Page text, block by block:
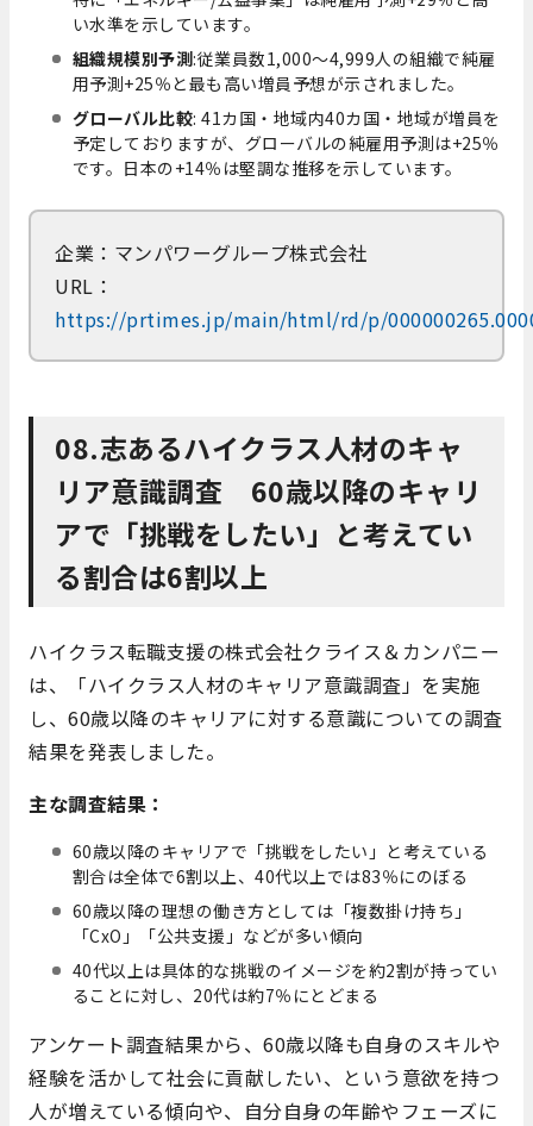
い水準を示しています。
組織規模別予測:従業員数1,000～4,999人の組織で純雇
用予測+25％と最も高い増員予想が示されました。
グローバル比較: 41カ国・地域内40カ国・地域が増員を
予定しておりますが、グローバルの純雇用予測は+25％
です。日本の+14％は堅調な推移を示しています。
企業：マンパワーグループ株式会社
URL：
https://prtimes.jp/main/html/rd/p/
08.志あるハイクラス人材のキャ
リア意識調査 60歳以降のキャリ
アで「挑戦をしたい」と考えてい
る割合は6割以上
ハイクラス転職支援の株式会社クライス＆カンパニー
は、「ハイクラス人材のキャリア意識調査」を実施
し、 60歳以降のキャリアに対する意識についての調査
結果を発表しました。
主な調査結果：
60歳以降のキャリアで「挑戦をしたい」と考えている
割合は全体で6割以上、40代以上では83％にのぼる
60歳以降の理想の働き方としては「複数掛け持ち」
「CxO」「公共支援」などが多い傾向
40代以上は具体的な挑戦のイメージを約2割が持ってい
ることに対し、20代は約7％にとどまる
アンケート調査結果から、60歳以降も自身のスキルや
経験を活かして社会に貢献したい、という意欲を持つ
人が増えている傾向や、自分自身の年齢やフェーズに